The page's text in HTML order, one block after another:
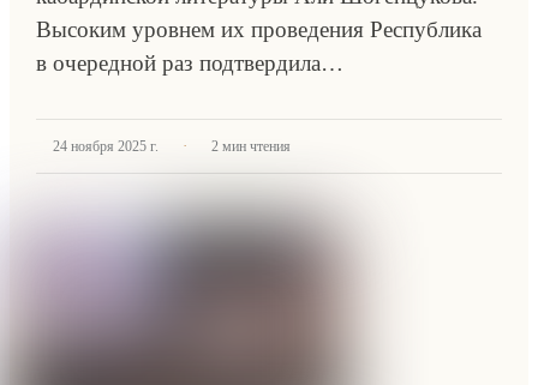
Высоким уровнем их проведения Республика
в очередной раз подтвердила…
24 ноября 2025 г. · 2 мин чтения